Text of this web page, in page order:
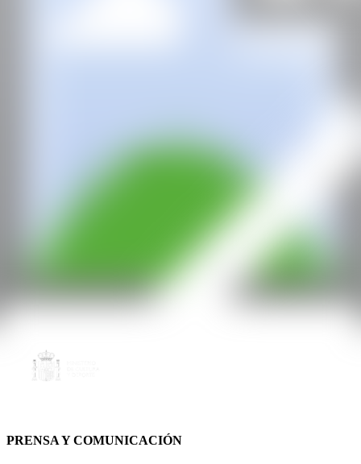
PRENSA Y COMUNICACIÓN